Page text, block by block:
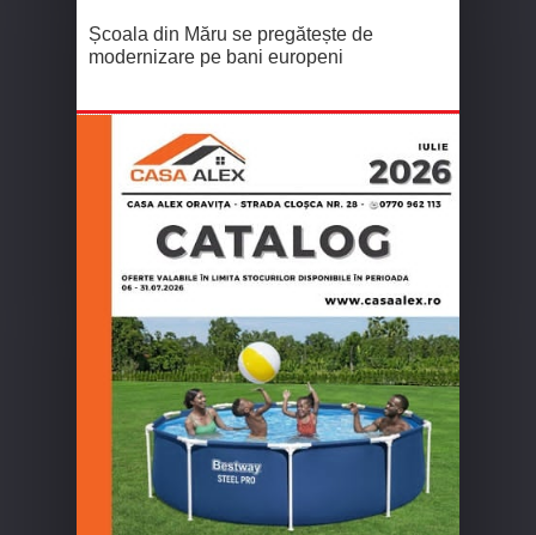
Școala din Măru se pregătește de
modernizare pe bani europeni